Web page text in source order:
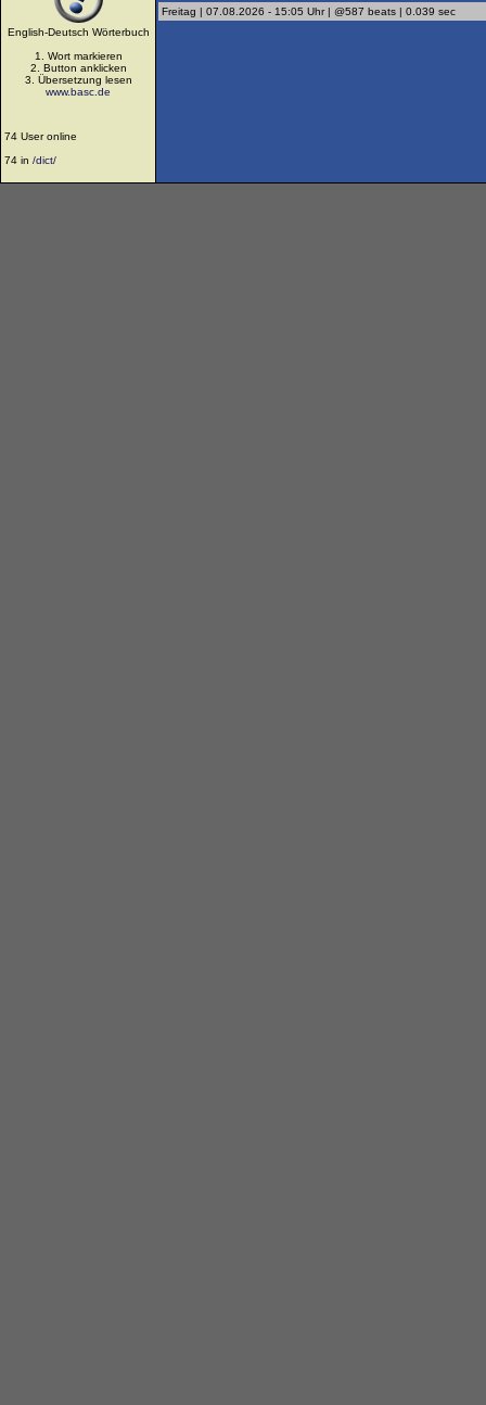
English-Deutsch Wörterbuch
1. Wort markieren
2. Button anklicken
3. Übersetzung lesen
www.basc.de
74 User online
74 in /dict/
Freitag | 07.08.2026 - 15:05 Uhr | @587 beats | 0.039 sec